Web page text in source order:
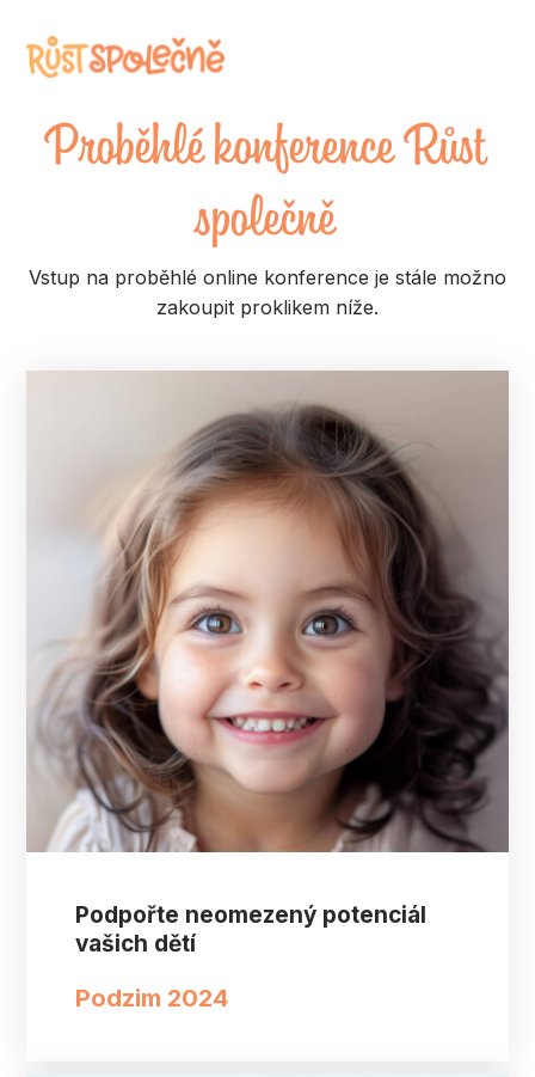
Proběhlé konference Růst
společně
Vstup na proběhlé online konference je stále možno
zakoupit proklikem níže.
Podpořte neomezený potenciál
vašich dětí
Podzim 2024